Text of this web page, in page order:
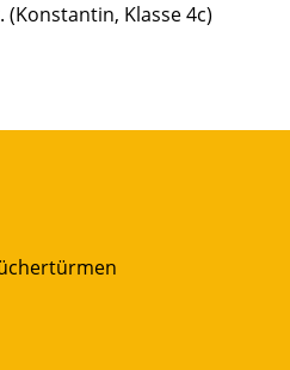
Klasse 4c)